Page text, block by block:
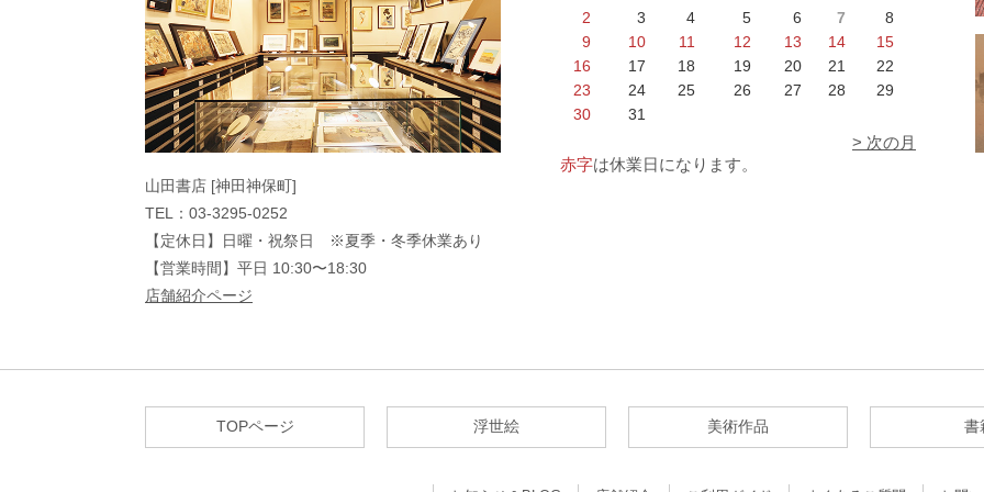
山田書店 [神田神保町]
TEL：03-3295-0252
【定休日】日曜・祝祭日 ※夏季・冬季休業あり
【営業時間】平日 10:30〜18:30
店舗紹介ページ
2
3 4 5 6 7
8
9
10 11 12 13 14
15
16
17 18 19 20 21
22
23
24 25 26 27 28
29
30
31
> 次の月
赤字は休業日になります。
TOPページ 浮世絵 美術作品 書